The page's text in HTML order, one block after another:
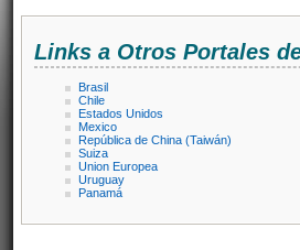
Links a Otros Portales
Brasil
Chile
Estados Unidos
Mexico
República de China (Taiwán)
Suiza
Union Europea
Uruguay
Panamá